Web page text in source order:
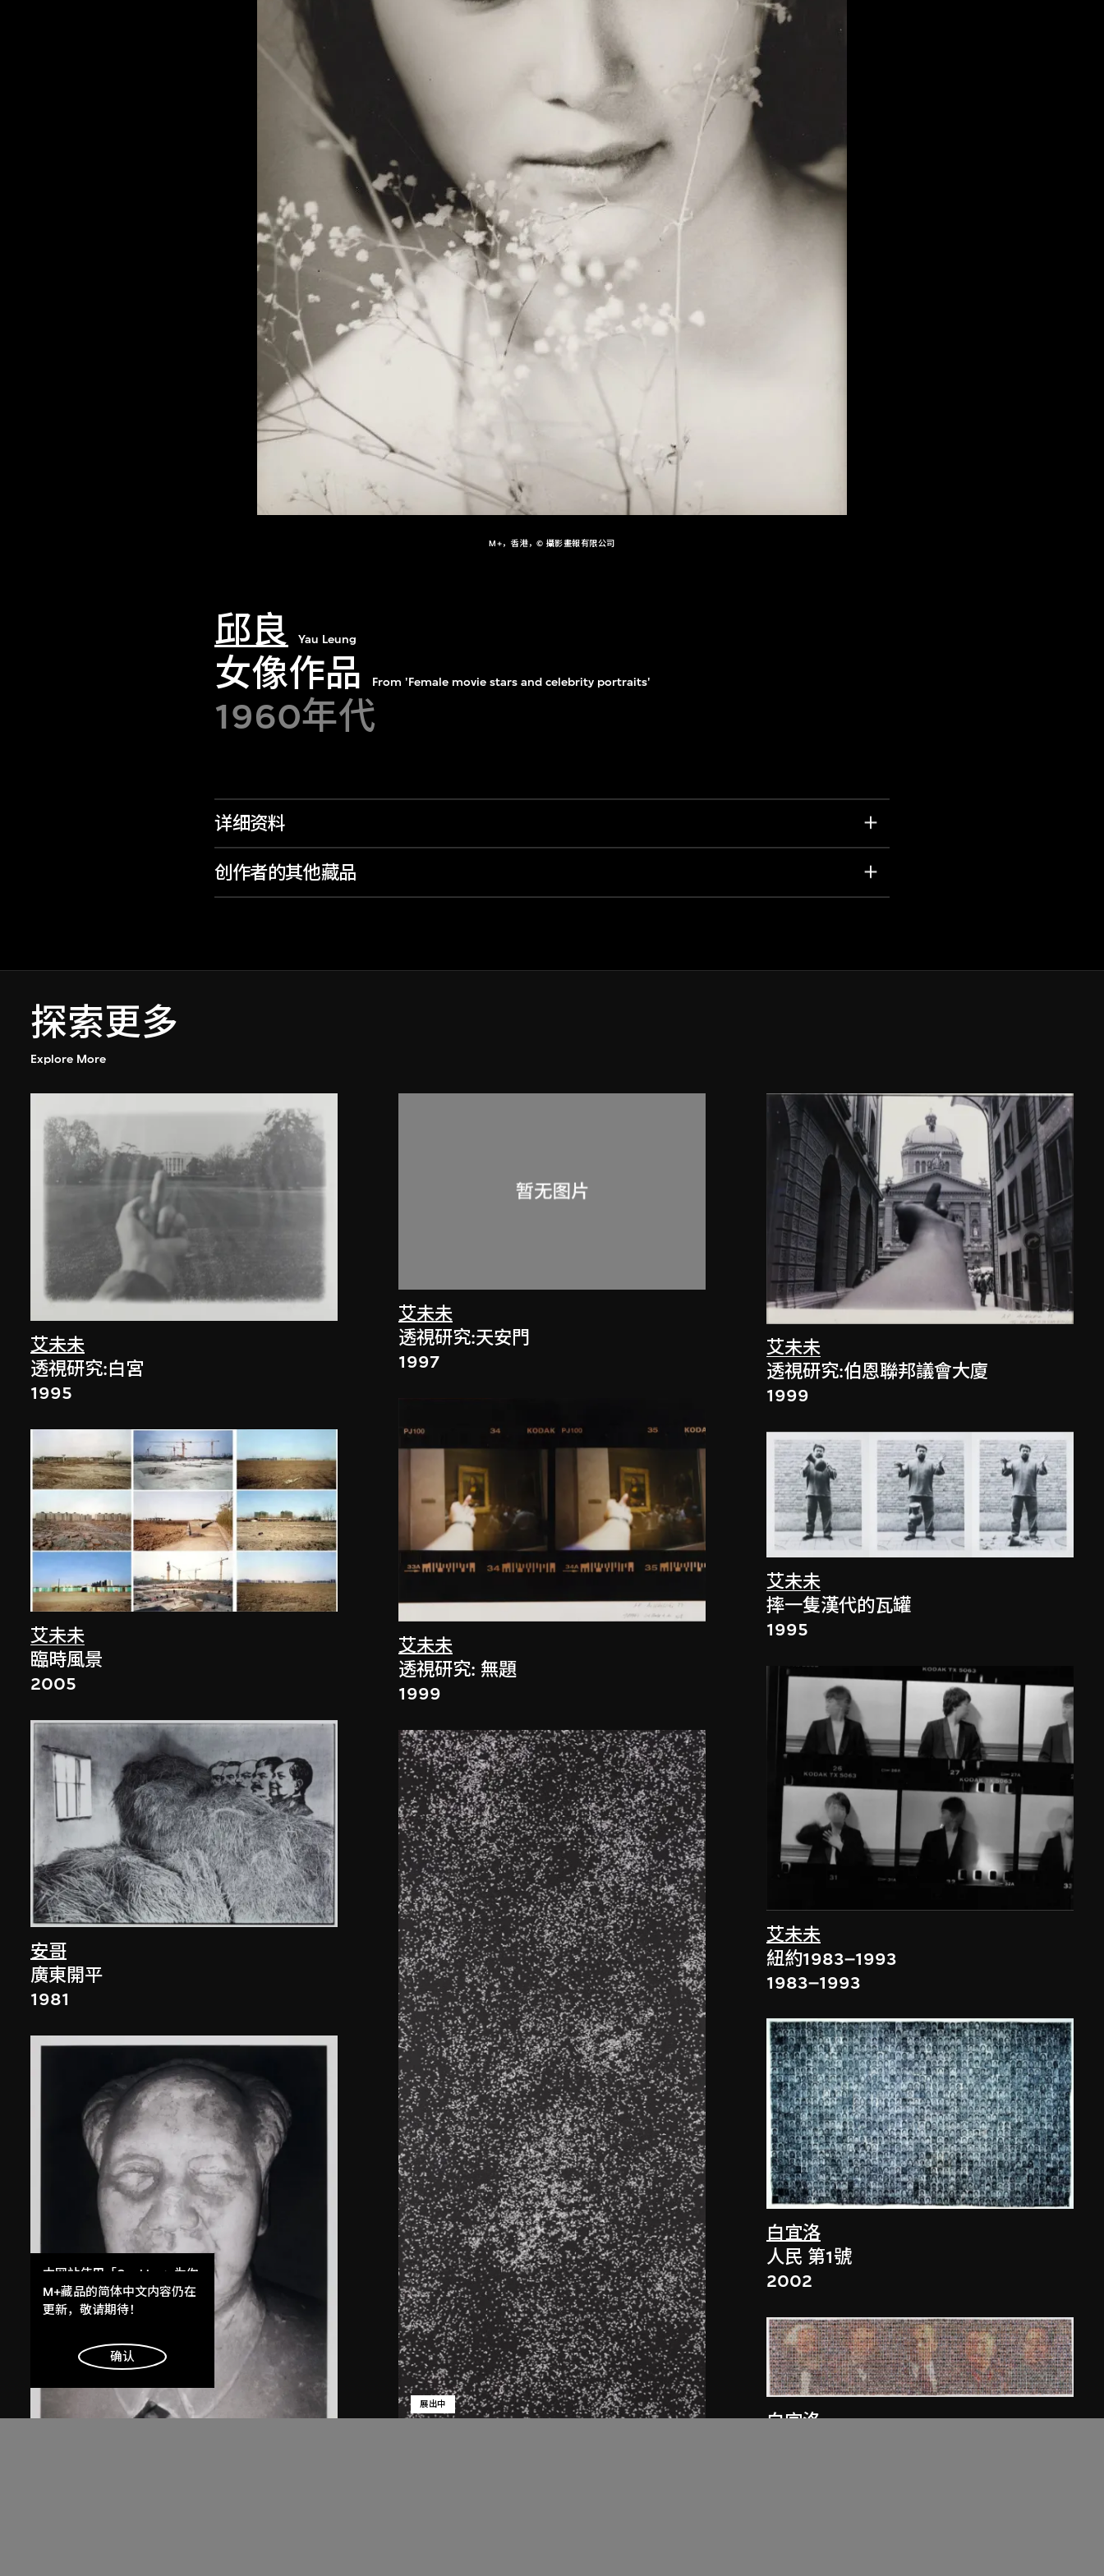
M+，香港，© 攝影畫報有限公司
邱良 Yau Leung
女像作品 From 'Female movie stars and celebrity portraits'
1960年代
详细资料
创作者的其他藏品
探索更多
Explore More
艾未未
透視研究:白宮
1995
艾未未
臨時風景
2005
安哥
廣東開平
1981
艾未未
透視研究:天安門
1997
艾未未
透視研究: 無題
1999
展出中
艾未未
透視研究:伯恩聯邦議會大廈
1999
艾未未
摔一隻漢代的瓦罐
1995
艾未未
紐約1983–1993
1983–1993
白宜洛
人民 第1號
2002
白宜洛
本网站使用「Cookies」为你
提供最好的网站体验。
了解更多
明白
M+藏品的简体中文内容仍在
更新，敬请期待！
确认